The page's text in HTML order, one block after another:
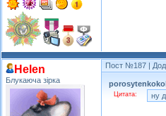
Helen
Блукаюча зірка
Пост №187 |
Цитата: ну